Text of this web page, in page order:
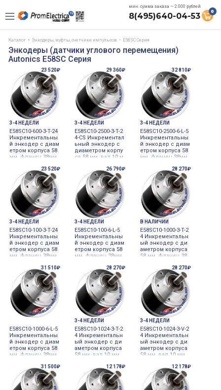
мин. сумма заказа — 2.000 рублей
8(495)640-04-53 0
Каталог Энкодеры, муфты, счетчики импульсов E58SC Серия
Энкодеры (датчики углового перемещения)
Autonics E58SC Серия
23 520₽
3-4 НЕДЕЛИ
E58SC10-600-3-T-24
Инкрементальны
й энкодер с диам
етром корпуса 58
мм, фланец 38мм,
п/об, выход Tote
m pole Autonics
29 360₽
3-4 НЕДЕЛИ
E58SC10-2500-3-T-2
4-CS Инкрементал
ьный энкодер с
диаметром корпу
са 58 мм, вал 10 м
ыход Totem Pole,
24VD Autonics
32 810₽
3-4 НЕДЕЛИ
E58SC10-2500-6-L-5
Инкрементальны
й энкодер с диам
етром корпуса 58
мм, фланец 38мм,
мп/об, выход Lin
e driver Autonics
23 520₽
3-4 НЕДЕЛИ
E58SC10-100-3-T-24
Инкрементальны
й энкодер с диам
етром корпуса 58
мм, фланец 38мм,
п/об, выход Tote
m pole Autonics
26 790₽
3-4 НЕДЕЛИ
E58SC10-100-6-L-5
Инкрементальны
й энкодер с диам
етром корпуса 58
мм, фланец 38мм,
п/об, выход Line
driver Autonics
28 270₽
В НАЛИЧИИ
E58SC10-1000-3-T-2
4 Инкрементальн
ый энкодер с ди
аметром корпуса
58 мм, фланец 38
0 имп/об, выход
Totem pole Autoni
cs
31 510₽
E58SC10-1000-6-L-5
Инкрементальны
й энкодер с диам
етром корпуса 58
мм, фланец 38мм,
мп/об, выход Lin
e driver Autonics
28 270₽
3-4 НЕДЕЛИ
E58SC10-1024-3-T-2
4 Инкрементальн
ый энкодер с ди
аметром корпуса
58 мм, вал 10 мм,
од Totem Pole, 24
VD Autonics
28 270₽
3-4 НЕДЕЛИ
E58SC10-1024-3-V-2
4 Инкрементальн
ый энкодер с ди
аметром корпуса
58 мм, вал 10 мм,
од Voltage output,
24VD Autonics
31 500₽ 12 178₽ 12 178₽